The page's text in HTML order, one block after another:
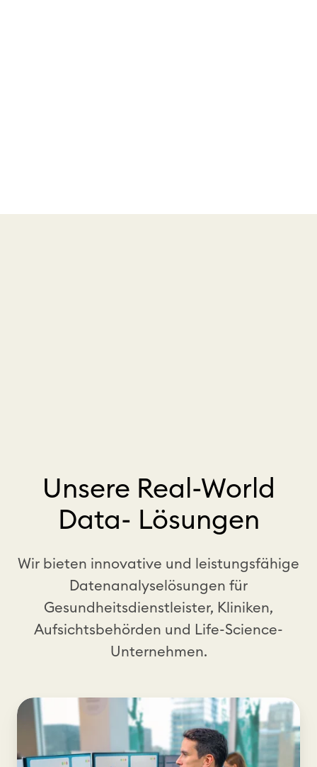
Unsere Real-World
Data- Lösungen
Wir bieten innovative und leistungsfähige
Datenanalyselösungen für
Gesundheitsdienstleister, Kliniken,
Aufsichtsbehörden und Life-Science-
Unternehmen.
K